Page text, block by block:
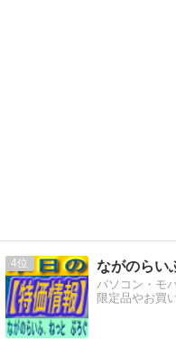
4 ながのらい
パソコン・モ
限定品やお買